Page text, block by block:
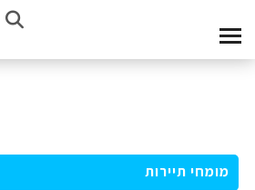
מומחי תיירות